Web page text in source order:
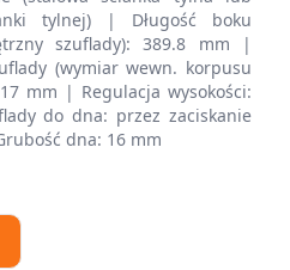
tylnej) | Długość boku
szuflady): 389.8 mm |
(wymiar wewn. korpusu
mm | Regulacja wysokości:
do dna: przez zaciskanie
dna: 16 mm